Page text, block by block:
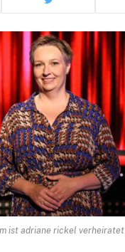
ist adriane rickel verheiratet